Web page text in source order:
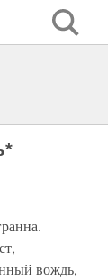
вождь,